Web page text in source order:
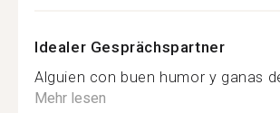
Idealer Gesprächspartner
Alguien con buen humor y ganas
Mehr lesen